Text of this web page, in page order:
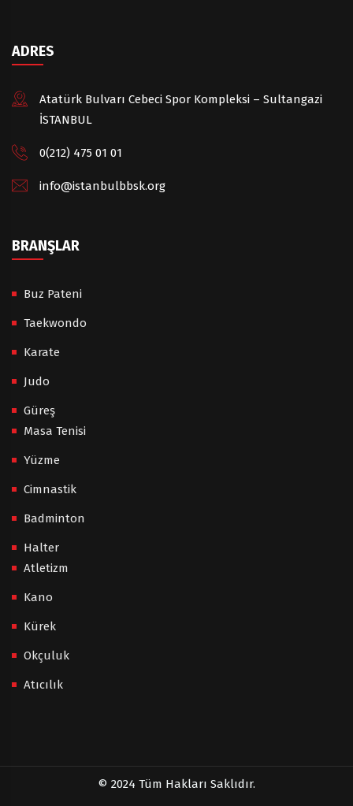
ADRES
Atatürk Bulvarı Cebeci Spor Kompleksi – Sultangazi
İSTANBUL
0(212) 475 01 01
info@istanbulbbsk.org
BRANŞLAR
Buz Pateni
Taekwondo
Karate
Judo
Güreş
Masa Tenisi
Yüzme
Cimnastik
Badminton
Halter
Atletizm
Kano
Kürek
Okçuluk
Atıcılık
© 2024 Tüm Hakları Saklıdır.